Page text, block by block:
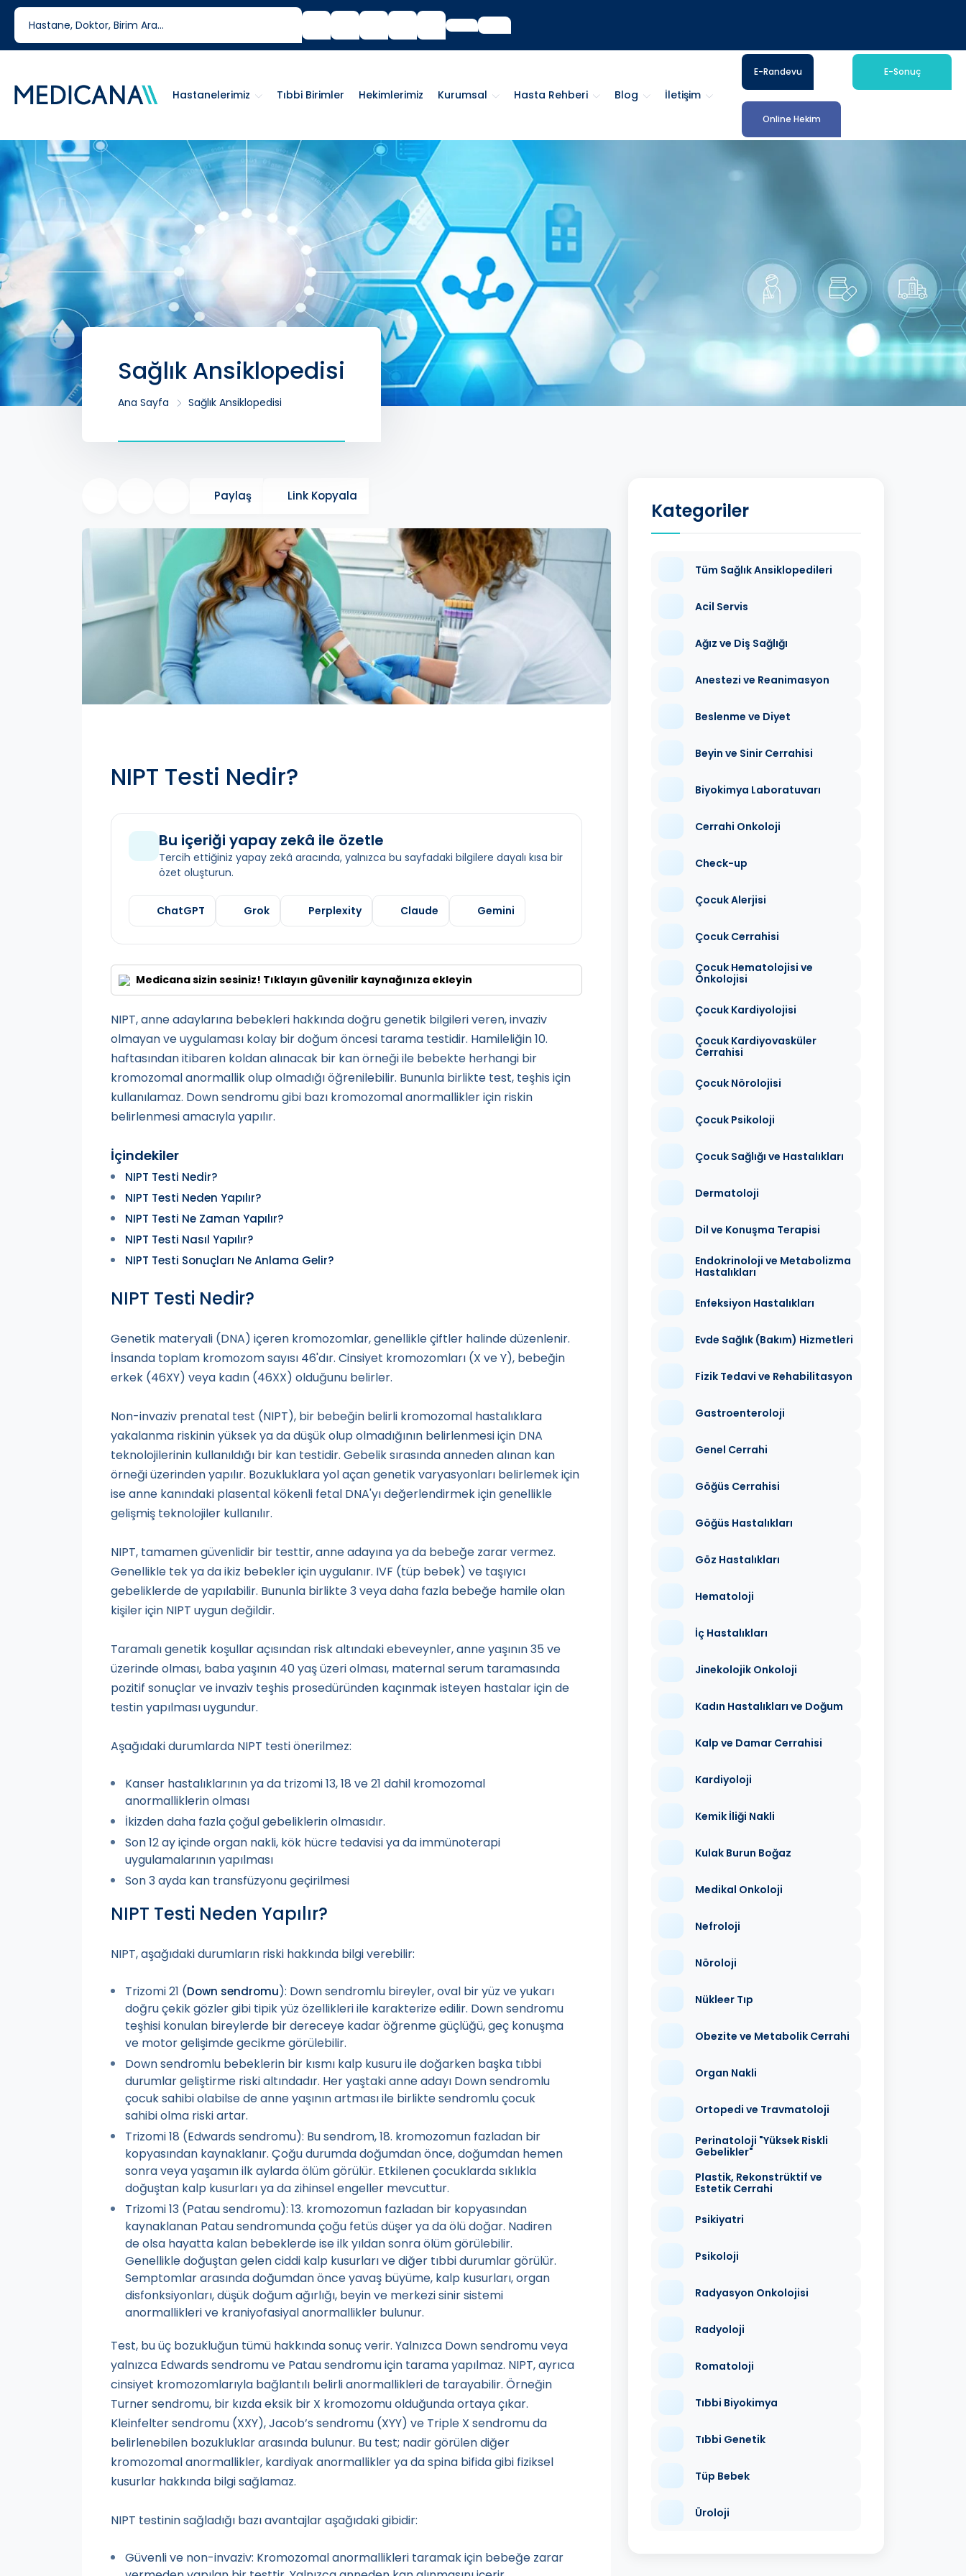
444 6 334
Tıbbi Birimler Hekimlerimiz Kurumsal Hasta Rehberi Blog İletişim
Hastanelerimiz
E-Randevu E-Sonuç
Online Hekim
Sağlık Ansiklopedisi
Ana Sayfa Sağlık Ansiklopedisi
Paylaş Link Kopyala
NIPT Testi Nedir?
Bu içeriği yapay zekâ ile özetle
Tercih ettiğiniz yapay zekâ aracında, yalnızca bu sayfadaki bilgilere dayalı kısa bir
özet oluşturun.
ChatGPT Grok Perplexity Claude Gemini
Medicana sizin sesiniz! Tıklayın güvenilir kaynağınıza ekleyin
NIPT, anne adaylarına bebekleri hakkında doğru genetik bilgileri veren, invaziv
olmayan ve uygulaması kolay bir doğum öncesi tarama testidir. Hamileliğin 10.
haftasından itibaren koldan alınacak bir kan örneği ile bebekte herhangi bir
kromozomal anormallik olup olmadığı öğrenilebilir. Bununla birlikte test, teşhis için
kullanılamaz. Down sendromu gibi bazı kromozomal anormallikler için riskin
belirlenmesi amacıyla yapılır.
İçindekiler
NIPT Testi Nedir?
NIPT Testi Neden Yapılır?
NIPT Testi Ne Zaman Yapılır?
NIPT Testi Nasıl Yapılır?
NIPT Testi Sonuçları Ne Anlama Gelir?
NIPT Testi Nedir?
Genetik materyali (DNA) içeren kromozomlar, genellikle çiftler halinde düzenlenir.
İnsanda toplam kromozom sayısı 46'dır. Cinsiyet kromozomları (X ve Y), bebeğin
erkek (46XY) veya kadın (46XX) olduğunu belirler.
Non-invaziv prenatal test (NIPT), bir bebeğin belirli kromozomal hastalıklara
yakalanma riskinin yüksek ya da düşük olup olmadığının belirlenmesi için DNA
teknolojilerinin kullanıldığı bir kan testidir. Gebelik sırasında anneden alınan kan
örneği üzerinden yapılır. Bozukluklara yol açan genetik varyasyonları belirlemek için
ise anne kanındaki plasental kökenli fetal DNA'yı değerlendirmek için genellikle
gelişmiş teknolojiler kullanılır.
NIPT, tamamen güvenlidir bir testtir, anne adayına ya da bebeğe zarar vermez.
Genellikle tek ya da ikiz bebekler için uygulanır. IVF (tüp bebek) ve taşıyıcı
gebeliklerde de yapılabilir. Bununla birlikte 3 veya daha fazla bebeğe hamile olan
kişiler için NIPT uygun değildir.
Taramalı genetik koşullar açısından risk altındaki ebeveynler, anne yaşının 35 ve
üzerinde olması, baba yaşının 40 yaş üzeri olması, maternal serum taramasında
pozitif sonuçlar ve invaziv teşhis prosedüründen kaçınmak isteyen hastalar için de
testin yapılması uygundur.
Aşağıdaki durumlarda NIPT testi önerilmez:
Kanser hastalıklarının ya da trizomi 13, 18 ve 21 dahil kromozomal
anormalliklerin olması
İkizden daha fazla çoğul gebeliklerin olmasıdır.
Son 12 ay içinde organ nakli, kök hücre tedavisi ya da immünoterapi
uygulamalarının yapılması
Son 3 ayda kan transfüzyonu geçirilmesi
NIPT Testi Neden Yapılır?
NIPT, aşağıdaki durumların riski hakkında bilgi verebilir:
Trizomi 21 (Down sendromu): Down sendromlu bireyler, oval bir yüz ve yukarı
doğru çekik gözler gibi tipik yüz özellikleri ile karakterize edilir. Down sendromu
teşhisi konulan bireylerde bir dereceye kadar öğrenme güçlüğü, geç konuşma
ve motor gelişimde gecikme görülebilir.
Down sendromlu bebeklerin bir kısmı kalp kusuru ile doğarken başka tıbbi
durumlar geliştirme riski altındadır. Her yaştaki anne adayı Down sendromlu
çocuk sahibi olabilse de anne yaşının artması ile birlikte sendromlu çocuk
sahibi olma riski artar.
Trizomi 18 (Edwards sendromu): Bu sendrom, 18. kromozomun fazladan bir
kopyasından kaynaklanır. Çoğu durumda doğumdan önce, doğumdan hemen
sonra veya yaşamın ilk aylarda ölüm görülür. Etkilenen çocuklarda sıklıkla
doğuştan kalp kusurları ya da zihinsel engeller mevcuttur.
Trizomi 13 (Patau sendromu): 13. kromozomun fazladan bir kopyasından
kaynaklanan Patau sendromunda çoğu fetüs düşer ya da ölü doğar. Nadiren
de olsa hayatta kalan bebeklerde ise ilk yıldan sonra ölüm görülebilir.
Genellikle doğuştan gelen ciddi kalp kusurları ve diğer tıbbi durumlar görülür.
Semptomlar arasında doğumdan önce yavaş büyüme, kalp kusurları, organ
disfonksiyonları, düşük doğum ağırlığı, beyin ve merkezi sinir sistemi
anormallikleri ve kraniyofasiyal anormallikler bulunur.
Test, bu üç bozukluğun tümü hakkında sonuç verir. Yalnızca Down sendromu veya
yalnızca Edwards sendromu ve Patau sendromu için tarama yapılmaz. NIPT, ayrıca
cinsiyet kromozomlarıyla bağlantılı belirli anormallikleri de tarayabilir. Örneğin
Turner sendromu, bir kızda eksik bir X kromozomu olduğunda ortaya çıkar.
Kleinfelter sendromu (XXY), Jacob’s sendromu (XYY) ve Triple X sendromu da
belirlenebilen bozukluklar arasında bulunur. Bu test; nadir görülen diğer
kromozomal anormallikler, kardiyak anormallikler ya da spina bifida gibi fiziksel
kusurlar hakkında bilgi sağlamaz.
NIPT testinin sağladığı bazı avantajlar aşağıdaki gibidir:
Güvenli ve non-invaziv: Kromozomal anormallikleri taramak için bebeğe zarar
Kategoriler
Tüm Sağlık Ansiklopedileri
Acil Servis
Ağız ve Diş Sağlığı
Anestezi ve Reanimasyon
Beslenme ve Diyet
Beyin ve Sinir Cerrahisi
Biyokimya Laboratuvarı
Cerrahi Onkoloji
Check-up
Çocuk Alerjisi
Çocuk Cerrahisi
Çocuk Hematolojisi ve
Onkolojisi
Çocuk Kardiyolojisi
Çocuk Kardiyovasküler
Cerrahisi
Çocuk Nörolojisi
Çocuk Psikoloji
Çocuk Sağlığı ve Hastalıkları
Dermatoloji
Dil ve Konuşma Terapisi
Endokrinoloji ve Metabolizma
Hastalıkları
Enfeksiyon Hastalıkları
Evde Sağlık (Bakım) Hizmetleri
Fizik Tedavi ve Rehabilitasyon
Gastroenteroloji
Genel Cerrahi
Göğüs Cerrahisi
Göğüs Hastalıkları
Göz Hastalıkları
Hematoloji
İç Hastalıkları
Jinekolojik Onkoloji
Kadın Hastalıkları ve Doğum
Kalp ve Damar Cerrahisi
Kardiyoloji
Kemik İliği Nakli
Kulak Burun Boğaz
Medikal Onkoloji
Nefroloji
Nöroloji
Nükleer Tıp
Obezite ve Metabolik Cerrahi
Organ Nakli
Ortopedi ve Travmatoloji
Perinatoloji "Yüksek Riskli
Gebelikler"
Plastik, Rekonstrüktif ve
Estetik Cerrahi
Psikiyatri
Psikoloji
Radyasyon Onkolojisi
Radyoloji
Romatoloji
Tıbbi Biyokimya
Tıbbi Genetik
Tüp Bebek
Üroloji